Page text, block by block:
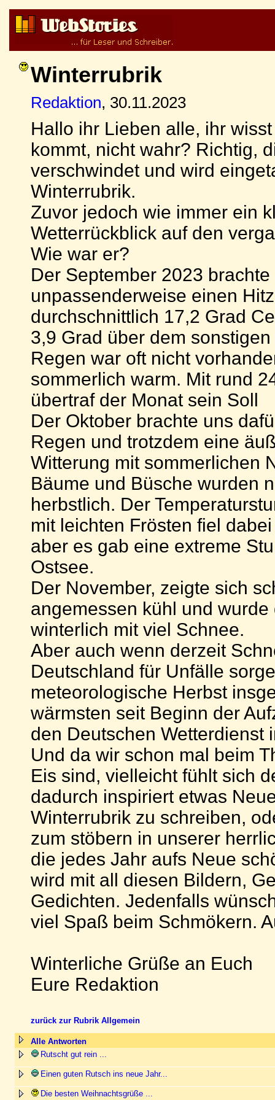
Winterrubrik
Redaktion, 30.11.2023
Hallo ihr Lieben alle, ihr
kommt, nicht wahr? Richtig,
verschwindet und wird
Winterrubrik.
Zuvor jedoch wie immer ein
Wetterrückblick auf den
Wie war er?
Der September 2023
unpassenderweise einen
durchschnittlich 17,2 Grad
3,9 Grad über dem
Regen war oft nicht
sommerlich warm. Mit rund
übertraf der Monat sein Soll
Der Oktober brachte uns
Regen und trotzdem eine
Witterung mit sommerlichen
Bäume und Büsche wurden
herbstlich. Der
mit leichten Frösten fiel
aber es gab eine extreme
Ostsee.
Der November, zeigte sich
angemessen kühl und wurde
winterlich mit viel Schnee.
Aber auch wenn derzeit
Deutschland für Unfälle
meteorologische Herbst
wärmsten seit Beginn der
den Deutschen Wetterdienst
Und da wir schon mal beim
Eis sind, vielleicht fühlt sich
dadurch inspiriert etwas
Winterrubrik zu schreiben,
zum stöbern in unserer
die jedes Jahr aufs Neue
wird mit all diesen Bildern,
Gedichten. Jedenfalls
viel Spaß beim Schmökern.
Winterliche Grüße an Euch
Eure Redaktion
zurück zur Rubrik Allgemein
Alle Antworten
Rutscht gut rein ...
Einen guten Rutsch ins neue Jahr...
Die besten Weihnachtsgrüße ...